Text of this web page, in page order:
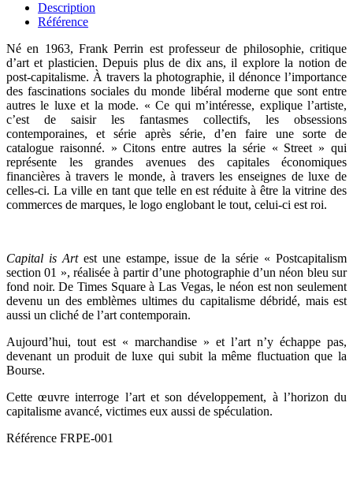
Description
Référence
Né en 1963, Frank Perrin est professeur de philosophie, critique
d’art et plasticien. Depuis plus de dix ans, il explore la notion de
post-capitalisme. À travers la photographie, il dénonce l’importance
des fascinations sociales du monde libéral moderne que sont entre
autres le luxe et la mode. « Ce qui m’intéresse, explique l’artiste,
c’est de saisir les fantasmes collectifs, les obsessions
contemporaines, et série après série, d’en faire une sorte de
catalogue raisonné. »Citons entre autres la série « Street » qui
représente les grandes avenues des capitales économiques
financières à travers le monde, à travers les enseignes de luxe de
celles-ci. La ville en tant que telle en est réduite à être la vitrine des
commerces de marques, le logo englobant le tout, celui-ci est roi.
Capital is Artest une estampe, issue de la série « Postcapitalism
section 01 », réalisée à partir d’une photographie d’un néon bleu sur
fond noir.De Times Square à Las Vegas, le néon est non seulement
devenu un des emblèmes ultimes du capitalisme débridé, mais est
aussi un cliché de l’art contemporain.
Aujourd’hui, tout est « marchandise » et l’art n’y échappe pas,
devenant un produit de luxe qui subit la même fluctuation que la
Bourse.
Cette œuvre interroge l’art et son développement, à l’horizon du
capitalisme avancé, victimes eux aussi de spéculation.
Référence FRPE-001